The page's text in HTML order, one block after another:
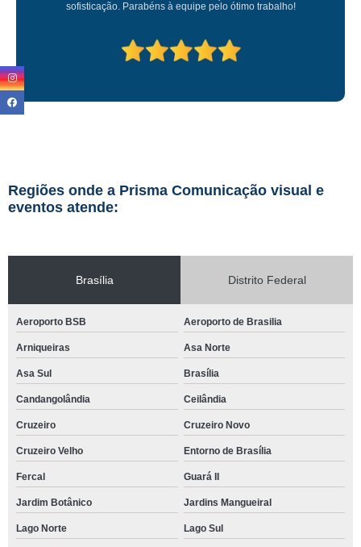
Regiões onde a Prisma Comunicação visual e
eventos atende:
Brasília Distrito Federal
Aeroporto BSB Aeroporto de Brasilia
Arniqueiras Asa Norte
Asa Sul Brasília
Candangolândia Ceilândia
Cruzeiro Cruzeiro Novo
Cruzeiro Velho Entorno de Brasília
Fercal Guará II
Jardim Botânico Jardins Mangueiral
Lago Norte Lago Sul